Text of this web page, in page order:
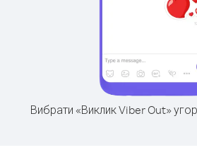
Вибрати «Виклик Viber Out»